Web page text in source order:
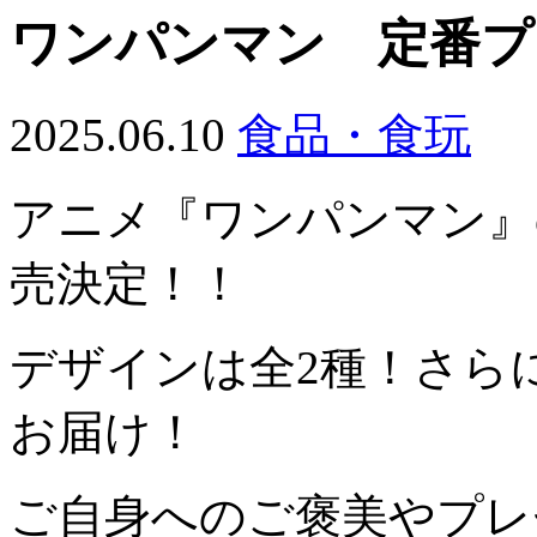
ワンパンマン 定番プ
2025.06.10 食品・食玩
アニメ『ワンパンマン
売決定！！
デザインは全2種！さら
お届け！
ご自身へのご褒美やプ